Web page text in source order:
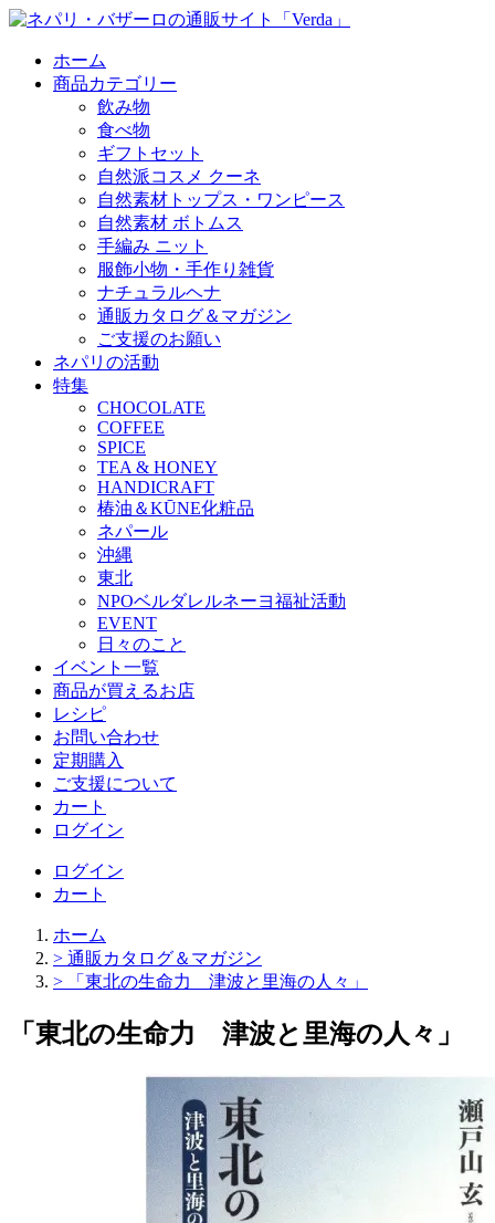
ホーム
商品カテゴリー
飲み物
食べ物
ギフトセット
自然派コスメ クーネ
自然素材トップス・ワンピース
自然素材 ボトムス
手編み ニット
服飾小物・手作り雑貨
ナチュラルヘナ
通販カタログ＆マガジン
ご支援のお願い
ネパリの活動
特集
CHOCOLATE
COFFEE
SPICE
TEA & HONEY
HANDICRAFT
椿油＆KŪNE化粧品
ネパール
沖縄
東北
NPOベルダレルネーヨ福祉活動
EVENT
日々のこと
イベント一覧
商品が買えるお店
レシピ
お問い合わせ
定期購入
ご支援について
カート
ログイン
ログイン
カート
ホーム
> 通販カタログ＆マガジン
> 「東北の生命力 津波と里海の人々」
「東北の生命力 津波と里海の人々」